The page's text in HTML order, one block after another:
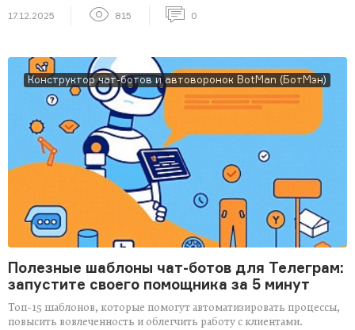
17.12.2025 815 0
Конструктор чат-ботов и автоворонок BotMan (БотМэн)
Полезные шаблоны чат-ботов для Телеграм:
запустите своего помощника за 5 минут
Топ-15 шаблонов, которые помогут автоматизировать процессы,
повысить вовлеченность и облегчить работу с клиентами.